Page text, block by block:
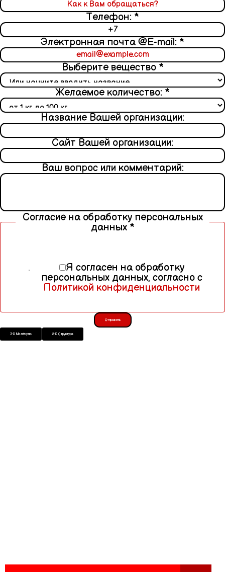
Телефон: *
Электронная почта @E-mail: *
Выберите вещество *
Желаемое количество: *
Название Вашей организации:
Сайт Вашей организации:
Ваш вопрос или комментарий:
Согласие на обработку персональных
данных *
Я согласен на обработку
персональных данных, согласно с
Политикой конфиденциальности
Отправить
3-D Молекула 2-D Структура